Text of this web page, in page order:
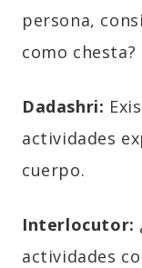
persona,
como chesta?
Dadashri:
actividades
cuerpo.
Interlocutor:
actividades